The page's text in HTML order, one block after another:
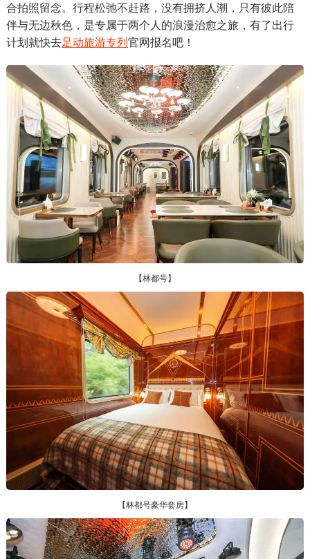
合拍照留念。行程松弛不赶路，没有拥挤人潮，只有彼此陪
伴与无边秋色，是专属于两个人的浪漫治愈之旅，有了出行
计划就快去足动旅游专列 官网报名吧！
【林都号】
【林都号豪华套房】